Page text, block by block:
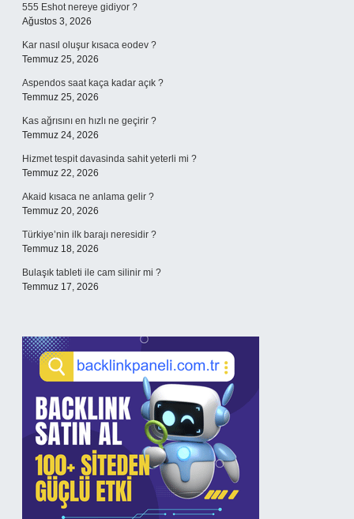
555 Eshot nereye gidiyor ?
Ağustos 3, 2026
Kar nasıl oluşur kısaca eodev ?
Temmuz 25, 2026
Aspendos saat kaça kadar açık ?
Temmuz 25, 2026
Kas ağrısını en hızlı ne geçirir ?
Temmuz 24, 2026
Hizmet tespit davasinda sahit yeterli mi ?
Temmuz 22, 2026
Akaid kısaca ne anlama gelir ?
Temmuz 20, 2026
Türkiye’nin ilk barajı neresidir ?
Temmuz 18, 2026
Bulaşık tableti ile cam silinir mi ?
Temmuz 17, 2026